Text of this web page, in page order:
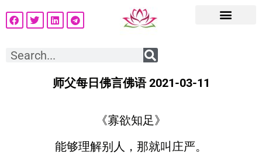
师父每日佛言佛语 2021-03-11
《寡欲知足》
能够理解别人，那就叫庄严。